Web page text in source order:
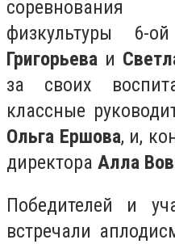
физкультуры
Григорьева и
за своих
классные
Ольга Ершова, и,
директора Алла
Победителей и
встречали